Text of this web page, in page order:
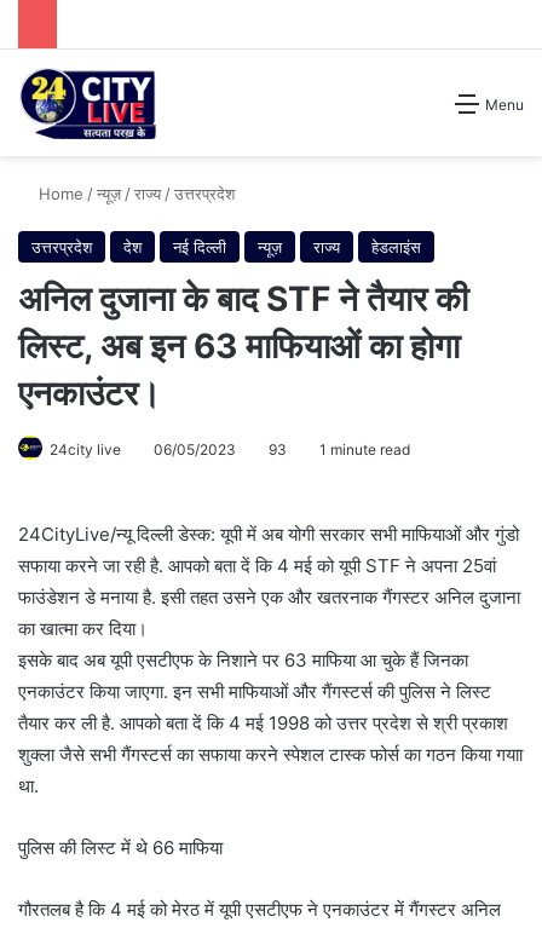
Menu
Search for
Home /न्यूज़ /राज्य /उत्तरप्रदेश
उत्तरप्रदेश देश नई दिल्ली न्यूज़ राज्य हेडलाइंस
अनिल दुजाना के बाद STF ने तैयार की
लिस्ट, अब इन 63 माफियाओं का होगा
एनकाउंटर।
24city live 06/05/2023 93 1 minute read
24CityLive/न्यू दिल्ली डेस्क: यूपी में अब योगी सरकार सभी माफियाओं और गुंडो
सफाया करने जा रही है. आपको बता दें कि 4 मई को यूपी STF ने अपना 25वां
फाउंडेशन डे मनाया है. इसी तहत उसने एक और खतरनाक गैंगस्टर अनिल दुजाना
का खात्मा कर दिया।
इसके बाद अब यूपी एसटीएफ के निशाने पर 63 माफिया आ चुके हैं जिनका
एनकाउंटर किया जाएगा. इन सभी माफियाओं और गैंगस्टर्स की पुलिस ने लिस्ट
तैयार कर ली है. आपको बता दें कि 4 मई 1998 को उत्तर प्रदेश से श्री प्रकाश
शुक्ला जैसे सभी गैंगस्टर्स का सफाया करने स्पेशल टास्क फोर्स का गठन किया गयाा
था.
पुलिस की लिस्ट में थे 66 माफिया
गौरतलब है कि 4 मई को मेरठ में यूपी एसटीएफ ने एनकाउंटर में गैंगस्टर अनिल